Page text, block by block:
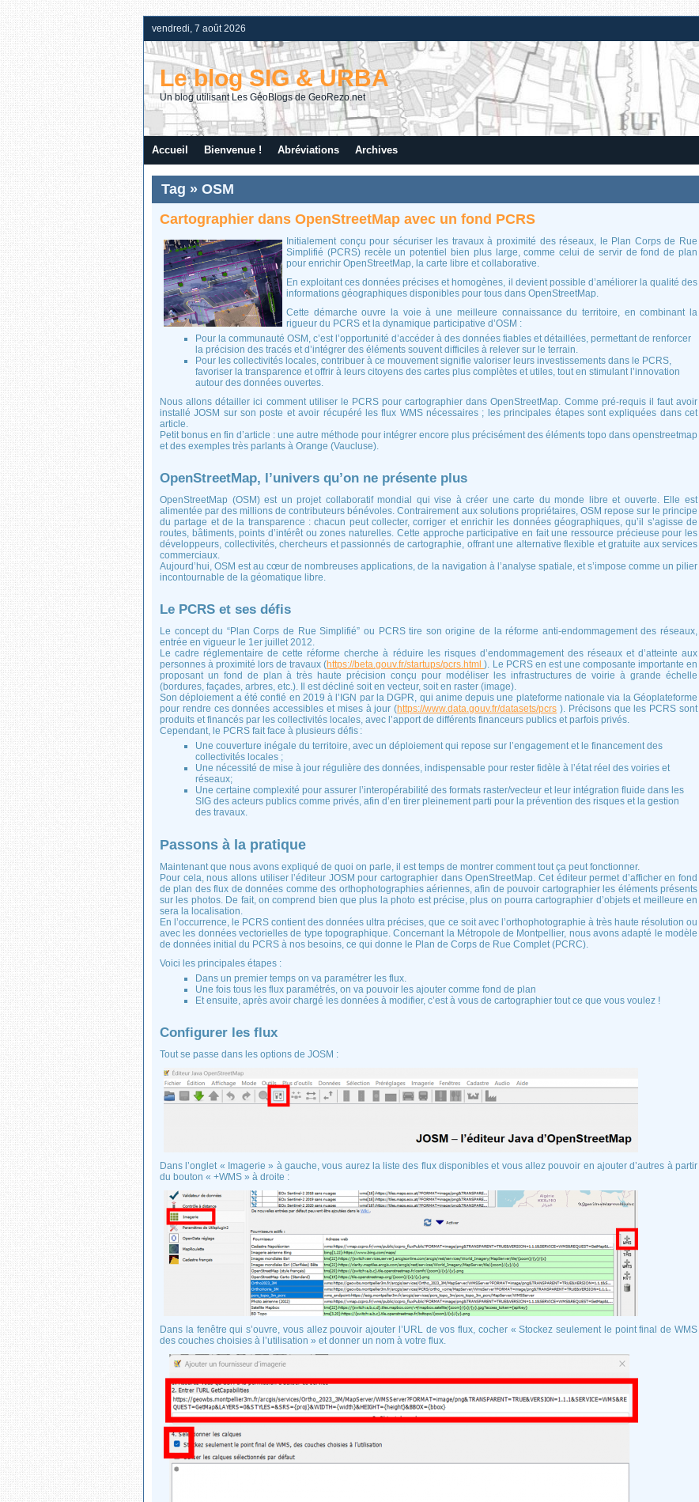
vendredi, 7 août 2026
Le blog SIG & URBA
Un blog utilisant Les GéoBlogs de GeoRezo.net
Accueil Bienvenue ! Abréviations Archives
Tag » OSM
Cartographier dans OpenStreetMap avec un fond PCRS
Initialement conçu pour sécuriser les travaux à proximité des réseaux, le Plan Corps de Rue
Simplifié (PCRS) recèle un potentiel bien plus large, comme celui de servir de fond de plan
pour enrichir OpenStreetMap, la carte libre et collaborative.
En exploitant ces données précises et homogènes, il devient possible d’améliorer la qualité des
informations géographiques disponibles pour tous dans OpenStreetMap.
Cette démarche ouvre la voie à une meilleure connaissance du territoire, en combinant la
rigueur du PCRS et la dynamique participative d’OSM :
Pour la communauté OSM, c’est l’opportunité d’accéder à des données fiables et détaillées, permettant de renforcer
la précision des tracés et d’intégrer des éléments souvent difficiles à relever sur le terrain.
Pour les collectivités locales, contribuer à ce mouvement signifie valoriser leurs investissements dans le PCRS,
favoriser la transparence et offrir à leurs citoyens des cartes plus complètes et utiles, tout en stimulant l’innovation
autour des données ouvertes.
Nous allons détailler ici comment utiliser le PCRS pour cartographier dans OpenStreetMap. Comme pré-requis il faut avoir
installé JOSM sur son poste et avoir récupéré les flux WMS nécessaires ; les principales étapes sont expliquées dans cet
article.
Petit bonus en fin d’article : une autre méthode pour intégrer encore plus précisément des éléments topo dans openstreetmap
et des exemples très parlants à Orange (Vaucluse).
OpenStreetMap, l’univers qu’on ne présente plus
OpenStreetMap (OSM) est un projet collaboratif mondial qui vise à créer une carte du monde libre et ouverte. Elle est
alimentée par des millions de contributeurs bénévoles. Contrairement aux solutions propriétaires, OSM repose sur le principe
du partage et de la transparence : chacun peut collecter, corriger et enrichir les données géographiques, qu’il s’agisse de
routes, bâtiments, points d’intérêt ou zones naturelles. Cette approche participative en fait une ressource précieuse pour les
développeurs, collectivités, chercheurs et passionnés de cartographie, offrant une alternative flexible et gratuite aux services
commerciaux.
Aujourd’hui, OSM est au cœur de nombreuses applications, de la navigation à l’analyse spatiale, et s’impose comme un pilier
incontournable de la géomatique libre.
Le PCRS et ses défis
Le concept du “Plan Corps de Rue Simplifié” ou PCRS tire son origine de la réforme anti-endommagement des réseaux,
entrée en vigueur le 1er juillet 2012.
Le cadre réglementaire de cette réforme cherche à réduire les risques d’endommagement des réseaux et d’atteinte aux
personnes à proximité lors de travaux (https://beta.gouv.fr/startups/pcrs.html). Le PCRS en est une composante importante en
proposant un fond de plan à très haute précision conçu pour modéliser les infrastructures de voirie à grande échelle
(bordures, façades, arbres, etc.). Il est décliné soit en vecteur, soit en raster (image).
Son déploiement a été confié en 2019 à l’IGN par la DGPR, qui anime depuis une plateforme nationale via la Géoplateforme
pour rendre ces données accessibles et mises à jour (https://www.data.gouv.fr/datasets/pcrs ). Précisons que les PCRS sont
produits et financés par les collectivités locales, avec l’apport de différents financeurs publics et parfois privés.
Cependant, le PCRS fait face à plusieurs défis :
Une couverture inégale du territoire, avec un déploiement qui repose sur l’engagement et le financement des
collectivités locales ;
Une nécessité de mise à jour régulière des données, indispensable pour rester fidèle à l’état réel des voiries et
réseaux;
Une certaine complexité pour assurer l’interopérabilité des formats raster/vecteur et leur intégration fluide dans les
SIG des acteurs publics comme privés, afin d’en tirer pleinement parti pour la prévention des risques et la gestion
des travaux.
Passons à la pratique
Maintenant que nous avons expliqué de quoi on parle, il est temps de montrer comment tout ça peut fonctionner.
Pour cela, nous allons utiliser l’éditeur JOSM pour cartographier dans OpenStreetMap. Cet éditeur permet d’afficher en fond
de plan des flux de données comme des orthophotographies aériennes, afin de pouvoir cartographier les éléments présents
sur les photos. De fait, on comprend bien que plus la photo est précise, plus on pourra cartographier d’objets et meilleure en
sera la localisation.
En l’occurrence, le PCRS contient des données ultra précises, que ce soit avec l’orthophotographie à très haute résolution ou
avec les données vectorielles de type topographique. Concernant la Métropole de Montpellier, nous avons adapté le modèle
de données initial du PCRS à nos besoins, ce qui donne le Plan de Corps de Rue Complet (PCRC).
Voici les principales étapes :
Dans un premier temps on va paramétrer les flux.
Une fois tous les flux paramétrés, on va pouvoir les ajouter comme fond de plan
Et ensuite, après avoir chargé les données à modifier, c’est à vous de cartographier tout ce que vous voulez !
Configurer les flux
Tout se passe dans les options de JOSM :
Dans l’onglet « Imagerie » à gauche, vous aurez la liste des flux disponibles et vous allez pouvoir en ajouter d’autres à partir
du bouton « +WMS » à droite :
Dans la fenêtre qui s’ouvre, vous allez pouvoir ajouter l’URL de vos flux, cocher « Stockez seulement le point final de WMS
des couches choisies à l’utilisation » et donner un nom à votre flux.